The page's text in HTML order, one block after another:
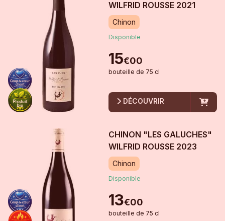
WILFRID ROUSSE 2021
Chinon
Disponible
15€00
bouteille de 75 cl
DÉCOUVRIR
CHINON "LES GALUCHES"
WILFRID ROUSSE 2023
Chinon
Disponible
13€00
bouteille de 75 cl